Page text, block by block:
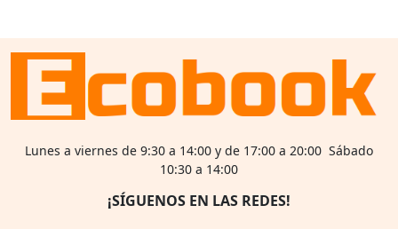
Lunes a viernes de 9:30 a 14:00 y de 17:00 a 20:00 Sábado
10:30 a 14:00
¡SÍGUENOS EN LAS REDES!